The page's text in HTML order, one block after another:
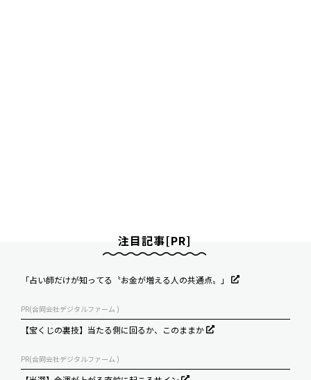
注目記事[PR]
「占い師だけが知ってる〝お金が増える人の共通点〟」
PR(合同会社デジタルファーム )
【宝くじの裏技】当たる側に回るか、このままか
PR(合同会社デジタルファーム )